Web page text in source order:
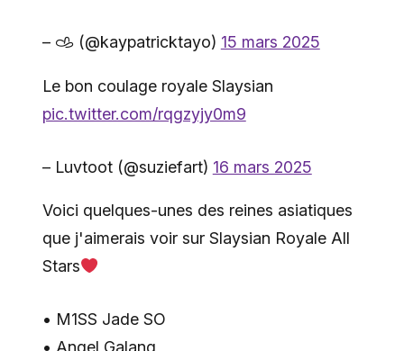
– 𐚁 (@kaypatricktayo) 15 mars 2025
Le bon coulage royale Slaysian
pic.twitter.com/rqgzyjy0m9
– Luvtoot (@suziefart) 16 mars 2025
Voici quelques-unes des reines asiatiques
que j'aimerais voir sur Slaysian Royale All
Stars
• M1SS Jade SO
• Angel Galang